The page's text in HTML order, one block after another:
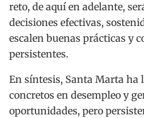
reto, de aquí en adelante,
decisiones efectivas,
escalen buenas prácticas y
persistentes.
En síntesis, Santa Marta ha
concretos en desempleo y
oportunidades, pero